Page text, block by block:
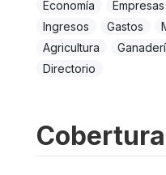
Economía
Empresas
Ingresos
Gastos
Agricultura
Directorio
Cobertura